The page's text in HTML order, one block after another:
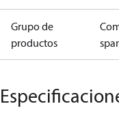
Grupo de
productos